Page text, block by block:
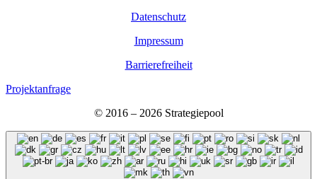
Daten­schutz
Impres­sum
Bar­rie­re­frei­heit
Projektanfrage
© 2016 – 2026 Stra­te­gie­pool